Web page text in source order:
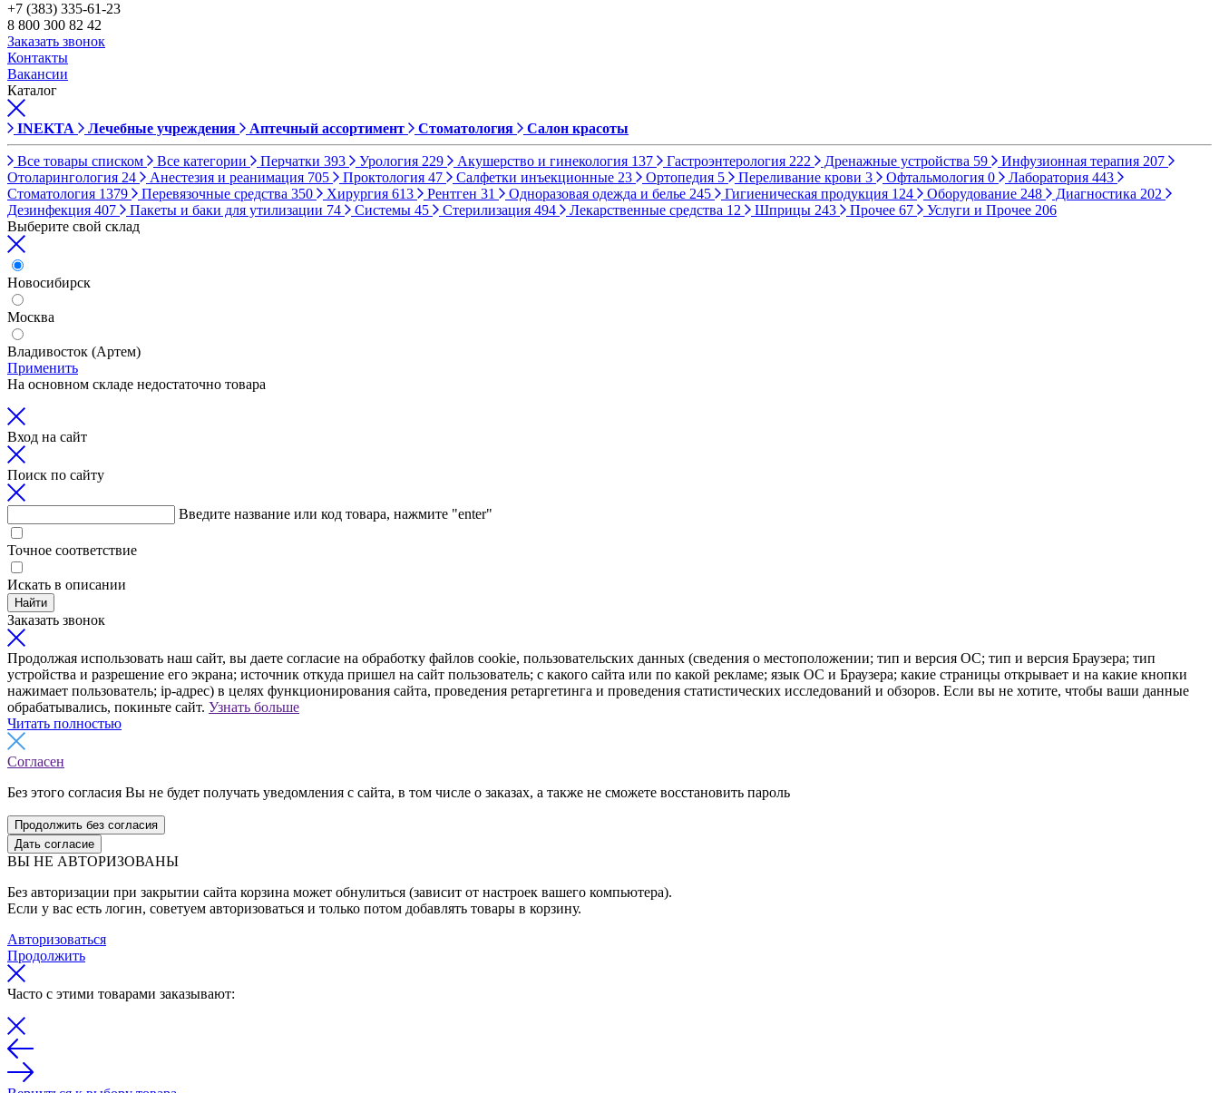
+7 (383) 335-61-23
8 800 300 82 42
Заказать звонок
Контакты
Вакансии
Каталог
INEKTA Лечебные учреждения Аптечный ассортимент Стоматология Салон красоты
Все товары списком Все категории Перчатки 393 Урология 229 Акушерство и гинекология 137 Гастроэнтерология 222 Дренажные устройства 59 Инфузионная терапия 207
Отоларингология 24 Анестезия и реанимация 705 Проктология 47 Салфетки инъекционные 23 Ортопедия 5 Переливание крови 3 Офтальмология 0 Лаборатория 443
Стоматология 1379 Перевязочные средства 350 Хирургия 613 Рентген 31 Одноразовая одежда и белье 245 Гигиеническая продукция 124 Оборудование 248 Диагностика 202
Дезинфекция 407 Пакеты и баки для утилизации 74 Системы 45 Стерилизация 494 Лекарственные средства 12 Шприцы 243 Прочее 67 Услуги и Прочее 206
Выберите свой склад
Новосибирск
Москва
Владивосток (Артем)
Применить
На основном складе недостаточно товара
Вход на сайт
Поиск по сайту
Введите название или код товара, нажмите "enter"
Точное соответствие
Искать в описании
Найти
Заказать звонок
Продолжая использовать наш сайт, вы даете согласие на обработку файлов cookie, пользовательских данных (сведения о местоположении; тип и версия ОС; тип и версия Браузера; тип
устройства и разрешение его экрана; источник откуда пришел на сайт пользователь; с какого сайта или по какой рекламе; язык ОС и Браузера; какие страницы открывает и на какие кнопки
нажимает пользователь; ip-адрес) в целях функционирования сайта, проведения ретаргетинга и проведения статистических исследований и обзоров. Если вы не хотите, чтобы ваши данные
обрабатывались, покиньте сайт. Узнать больше
Читать полностью
Согласен
Без этого согласия Вы не будет получать уведомления с сайта, в том числе о заказах, а также не сможете восстановить пароль
Продолжить без согласия
Дать согласие
ВЫ НЕ АВТОРИЗОВАНЫ
Без авторизации при закрытии сайта корзина может обнулиться (зависит от настроек вашего компьютера).
Если у вас есть логин, советуем авторизоваться и только потом добавлять товары в корзину.
Авторизоваться
Продолжить
Часто с этими товарами заказывают: